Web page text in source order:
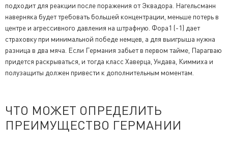
подходит для реакции после поражения от Эквадора. Нагельсманн
наверняка будет требовать большей концентрации, меньше потерь в
центре и агрессивного давления на штрафную. Фора1 (-1) дает
страховку при минимальной победе немцев, а для выигрыша нужна
разница в два мяча. Если Германия забьет в первом тайме, Парагваю
придется раскрываться, и тогда класс Хаверца, Ундава, Киммиха и
полузащиты должен привести к дополнительным моментам.
ЧТО МОЖЕТ ОПРЕДЕЛИТЬ
ПРЕИМУЩЕСТВО ГЕРМАНИИ